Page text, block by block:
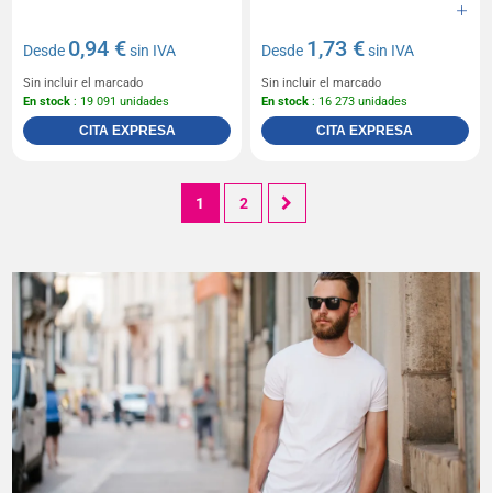
Desde 0,94 €sin IVA
Sin incluir el marcado
En stock : 19 091 unidades
CITA EXPRESA
Desde 1,73 €sin IVA
Sin incluir el marcado
En stock : 16 273 unidades
CITA EXPRESA
1 2